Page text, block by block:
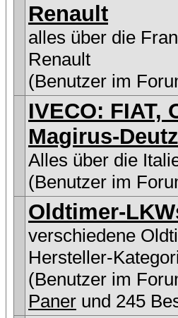
Renault
alles über die
Renault
(Benutzer im
IVECO: FIAT,
Magirus-Deutz
Alles über die
(Benutzer im
Oldtimer-
verschiedene
Hersteller-
(Benutzer im
Paner und 245